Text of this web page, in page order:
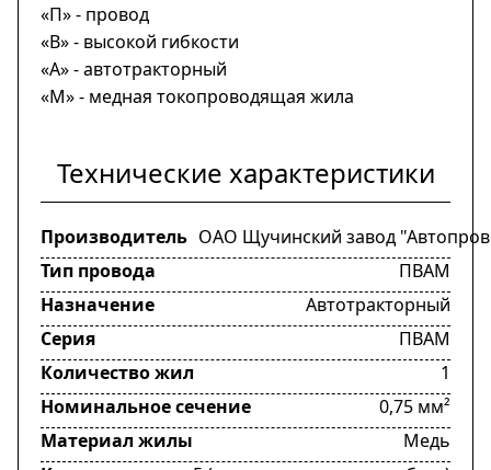
«П» - провод
«В» - высокой гибкости
«А» - автотракторный
«М» - медная токопроводящая жила
Технические характеристики
Производитель ОАО Щучинский завод
Тип провода
ПВАМ
Назначение
Автотракторный
Серия
ПВАМ
Количество жил
1
Номинальное сечение
0,75 мм²
Материал жилы
Медь